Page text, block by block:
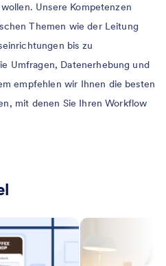
Unsere Kompetenzen
Themen wie der Leitung
bis zu
Umfragen, Datenerhebung und
empfehlen wir Ihnen die besten
mit denen Sie Ihren Workflow